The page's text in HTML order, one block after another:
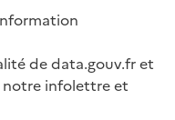
de data.gouv.fr et
notre infolettre et